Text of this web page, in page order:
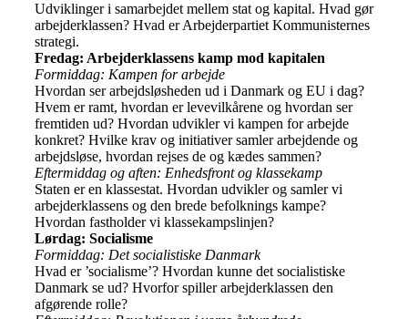
Udviklinger i samarbejdet mellem stat og kapital. Hvad gør
arbejderklassen? Hvad er Arbejderpartiet Kommunisternes
strategi.
Fredag: Arbejderklassens kamp mod kapitalen
Formiddag: Kampen for arbejde
Hvordan ser arbejdsløsheden ud i Danmark og EU i dag?
Hvem er ramt, hvordan er levevilkårene og hvordan ser
fremtiden ud? Hvordan udvikler vi kampen for arbejde
konkret? Hvilke krav og initiativer samler arbejdende og
arbejdsløse, hvordan rejses de og kædes sammen?
Eftermiddag og aften: Enhedsfront og klassekamp
Staten er en klassestat. Hvordan udvikler og samler vi
arbejderklassens og den brede befolknings kampe?
Hvordan fastholder vi klassekampslinjen?
Lørdag: Socialisme
Formiddag: Det socialistiske Danmark
Hvad er ’socialisme’? Hvordan kunne det socialistiske
Danmark se ud? Hvorfor spiller arbejderklassen den
afgørende rolle?